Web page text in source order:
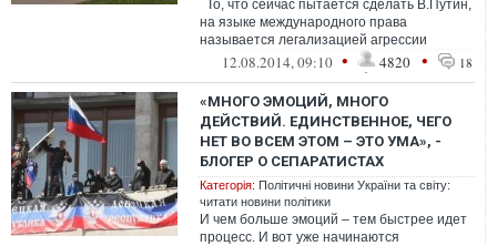
То, что сейчас пытается сделать В.Путин,
на языке международного права
называется легализацией агрессии
12.08.2014, 09:10 • 4820 • 18
«МНОГО ЭМОЦИЙ, МНОГО
ДЕЙСТВИЙ. ЕДИНСТВЕННОЕ, ЧЕГО
НЕТ ВО ВСЕМ ЭТОМ – ЭТО УМА», -
БЛОГЕР О СЕПАРАТИСТАХ
Категорія: Політичні новини України та світу:
читати новини політики
И чем больше эмоций – тем быстрее идет
процесс. И вот уже начинаются